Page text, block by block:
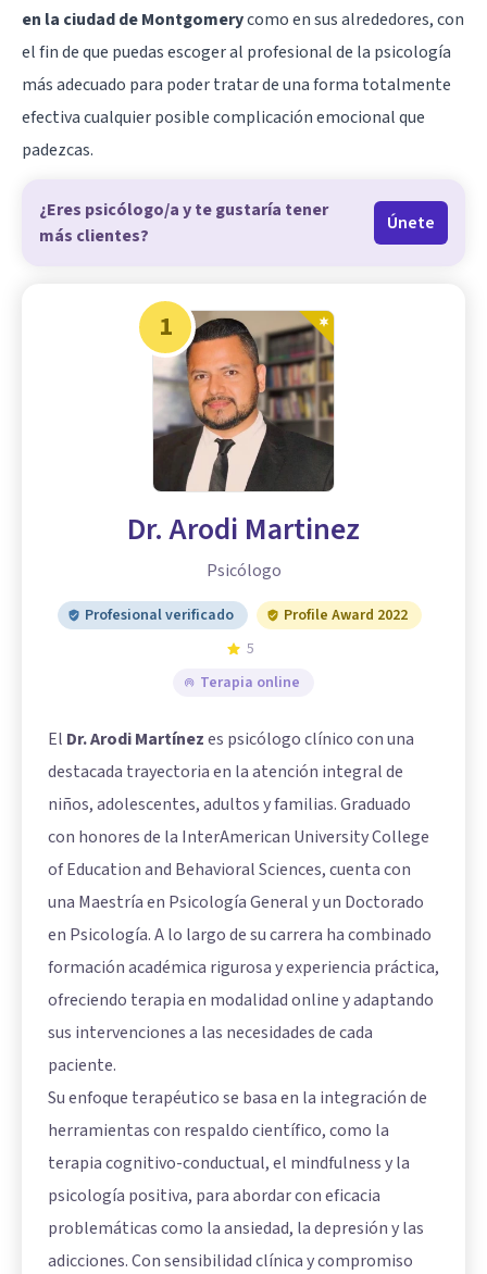
en la ciudad de Montgomerycomo en sus alrededores, con
el fin de que puedas escoger al profesional de la psicología
más adecuado para poder tratar de una forma totalmente
efectiva cualquier posible complicación emocional que
padezcas.
¿Eres psicólogo/a y te gustaría tener
más clientes?
Únete
1
Dr. Arodi Martinez
Psicólogo
Profesional verificado
Profile Award 2022
5
Terapia online
El Dr. Arodi Martínezes psicólogo clínico con una
destacada trayectoria en la atención integral de
niños, adolescentes, adultos y familias. Graduado
con honores de la InterAmerican University College
of Education and Behavioral Sciences, cuenta con
una Maestría en Psicología General y un Doctorado
en Psicología. A lo largo de su carrera ha combinado
formación académica rigurosa y experiencia práctica,
ofreciendo terapia en modalidad online y adaptando
sus intervenciones a las necesidades de cada
paciente.
Su enfoque terapéutico se basa en la integración de
herramientas con respaldo científico, como la
terapia cognitivo-conductual, el mindfulness y la
psicología positiva, para abordar con eficacia
problemáticas como la ansiedad, la depresión y las
adicciones. Con sensibilidad clínica y compromiso